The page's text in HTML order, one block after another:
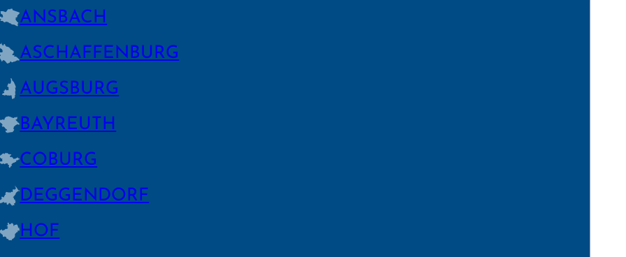
ANSBACH
ASCHAFFEN­BURG
AUGSBURG
BAYREUTH
COBURG
DEGGEN­DORF
HOF